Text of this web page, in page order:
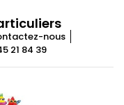
nous
21 84 39